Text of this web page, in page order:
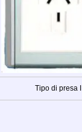
Tipo di presa I